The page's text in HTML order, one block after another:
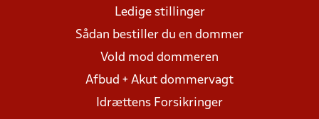
Ledige stillinger
Sådan bestiller du en dommer
Vold mod dommeren
Afbud + Akut dommervagt
Idrættens Forsikringer